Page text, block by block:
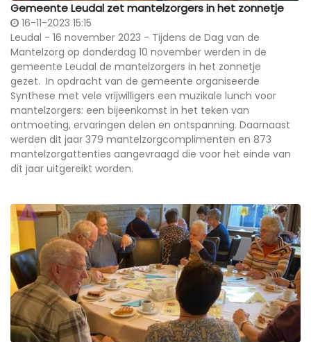
Gemeente Leudal zet mantelzorgers in het zonnetje
16-11-2023 15:15
Leudal - 16 november 2023 - Tijdens de Dag van de
Mantelzorg op donderdag 10 november werden in de
gemeente Leudal de mantelzorgers in het zonnetje
gezet. In opdracht van de gemeente organiseerde
Synthese met vele vrijwilligers een muzikale lunch voor
mantelzorgers: een bijeenkomst in het teken van
ontmoeting, ervaringen delen en ontspanning. Daarnaast
werden dit jaar 379 man­telzorgcomplimenten en 873
mantelzorgattenties aange­vraagd die voor het einde van
dit jaar uitgereikt worden.